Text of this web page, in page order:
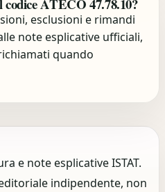
codice ATECO 47.78.10?
esclusioni e rimandi
note esplicative ufficiali,
quando
e note esplicative ISTAT.
indipendente, non